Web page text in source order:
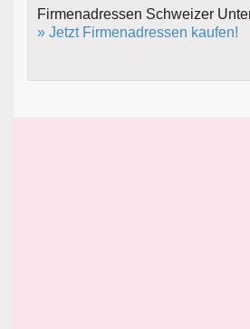
Firmenadressen Schweizer
» Jetzt Firmenadressen kaufen!